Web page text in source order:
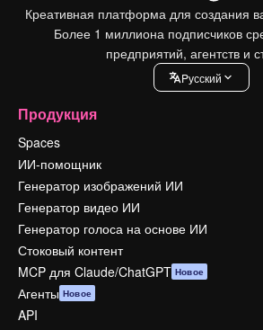
Креативная платформа для создания
Более 1 миллиона подписчиков
предприятий, агентств и
Pусский
Продукция
Spaces
ИИ-помощник
Генератор изображений ИИ
Генератор видео ИИ
Генератор голоса на основе ИИ
Стоковый контент
MCP для Claude/ChatGPT Новое
Агенты Новое
API